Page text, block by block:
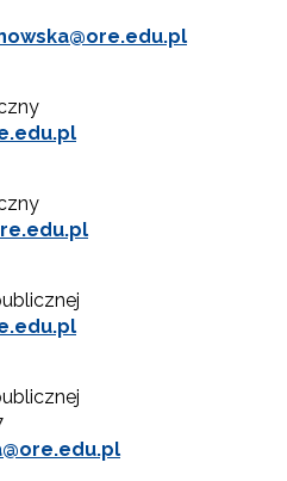
technologicznie e-materiałów i gier"
modelu branżowej szkoły
modułowych e-podręczników"